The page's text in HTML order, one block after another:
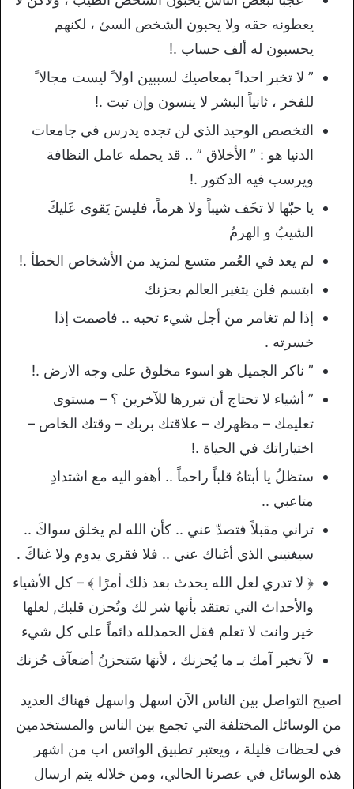
يعطونه حقه ولا يحبون الشخص السئ ، لكنهم
يحسبون له ألف حساب .!
” لا تخبر احدا ً بمعاصيك لسببين اولا ً ليست مجالا ً
للفخر ، ثانياً البشر لا ينسون وإن تبت .!
التخصص الوحيد الذي لن تجده يدرس في جامعات
الدنيا هو : ” الأخلاق ” .. قد يحمله عامل النظافة
ويرسب فيه الدكتور .!
يا حبّها لا تخَف شيباً ولا هرماً، فليسَ يَقوى عَليكَ
الشيبُ و الهرمُ
لم يعد في العُمر متسع لمزيد من الأشخاص الخطأ .!
ابتسم فلن يتغير العالم بحزنك
إذا لم تغامر من أجل شيء تحبه .. فاصمت إذا
خسرته .
” ناكر الجميل هو اسوء مخلوق على وجه الارض .!
” أشياء لا تحتاج أن تبررها للآخرين ؟ – مستوى
تعليمك – مظهرك – علاقتك بربك – وقتك الخاص –
اختياراتك في الحياة .!
ستظلُ يا أبتاهُ قلباً راحماً .. أهفو اليه مع اشتدادِ
متاعبي ..
تراني مقبلاً فتصدّ عني .. كأن الله لم يخلق سواكَ ..
سيغنيني الذي أغناك عني .. فلا فقري يدوم ولا غناكَ .
﴿ لا تدري لعل الله يحدث بعد ذلك أمرًا ﴾ – كل الأشياء
والأحداث التي تعتقد بأنها شر لك وتُحزن قلبك, لعلها
خير وانت لا تعلم فقل الحمدلله دائماً على كل شيء
لآ تخبر آمك بـ ما يُحزنك ، لأنهَا سَتحزنُ أضعآف حُزنك
اصبح التواصل بين الناس الآن اسهل واسهل فهناك العديد
من الوسائل المختلفة التي تجمع بين الناس والمستخدمين
في لحظات قليلة ، ويعتبر تطبيق الواتس اب من اشهر
هذه الوسائل في عصرنا الحالي، ومن خلاله يتم ارسال